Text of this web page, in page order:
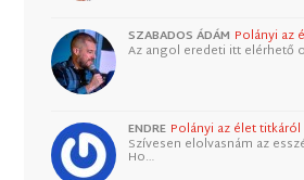
SZABADOS ÁDÁM Polányi az
Az angol eredeti itt elérhető
ENDRE Polányi az élet titkáról
Szívesen elolvasnám az
Ho…